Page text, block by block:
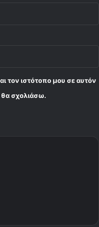
τον ιστότοπο μου σε αυτόν
θα σχολιάσω.